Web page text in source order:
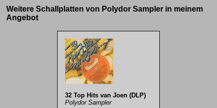
Weitere Schallplatten von Polydor Sampler in meinem
Angebot
32 Top Hits van Joen (DLP)
Polydor Sampler